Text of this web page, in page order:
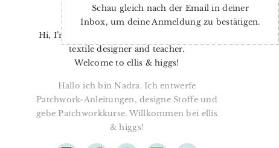
Hi, I’m Nadra. I’m a quilt pattern designer,
textile designer and teacher.
Welcome to ellis & higgs!
Hallo ich bin Nadra. Ich entwerfe
Patchwork-Anleitungen, designe Stoffe und
gebe Patchworkkurse. Willkommen bei ellis
& higgs!
Schau gleich nach der Email in deiner
Inbox, um deine Anmeldung zu bestätigen.